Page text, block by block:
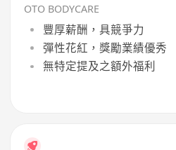
OTO BODYCARE
豐厚薪酬，具競爭力
彈性花紅，獎勵業績優秀
無特定提及之額外福利